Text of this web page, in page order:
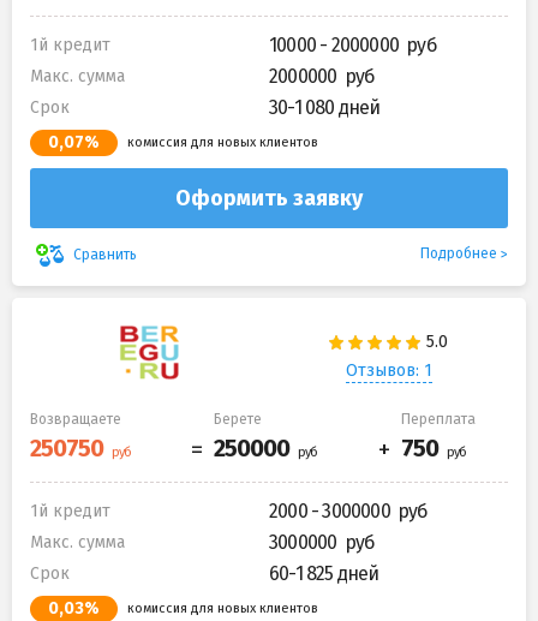
1й кредит 10000 - 2000000
Макс. сумма 2000000
Срок 30-1 080 дней
0,07% комиссия для новых клиентов
Оформить заявку
Сравнить Подробнее
Отзывов: 1
Возвращаете Берете Переплата
1й кредит 2000 - 3000000
Макс. сумма 3000000
Срок 60-1 825 дней
0,03% комиссия для новых клиентов